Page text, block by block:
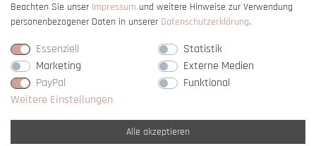
Beachten Sie unser Impressum und weitere Hinweise zur Verwendung
personenbezogener Daten in unserer Daten­schutz­erklärung.
Essenziell
Statistik
Marketing
Externe Medien
PayPal
Funktional
Weitere Einstellungen
Alle akzeptieren